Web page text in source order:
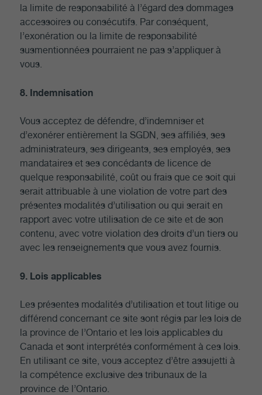
la limite de responsabilité à l’égard des dommages
accessoires ou consécutifs. Par conséquent,
l’exonération ou la limite de responsabilité
susmentionnées pourraient ne pas s’appliquer à
vous.
8. Indemnisation
Vous acceptez de défendre, d’indemniser et
d’exonérer entièrement la SGDN, ses affiliés, ses
administrateurs, ses dirigeants, ses employés, ses
mandataires et ses concédants de licence de
quelque responsabilité, coût ou frais que ce soit qui
serait attribuable à une violation de votre part des
présentes modalités d’utilisation ou qui serait en
rapport avec votre utilisation de ce site et de son
contenu, avec votre violation des droits d’un tiers ou
avec les renseignements que vous avez fournis.
9. Lois applicables
Les présentes modalités d’utilisation et tout litige ou
différend concernant ce site sont régis par les lois de
la province de l’Ontario et les lois applicables du
Canada et sont interprétés conformément à ces lois.
En utilisant ce site, vous acceptez d’être assujetti à
la compétence exclusive des tribunaux de la
province de l’Ontario.